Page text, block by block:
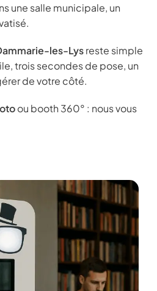
une salle municipale, un
les-Lysreste simple
trois secondes de pose, un
de votre côté.
ou booth 360° : nous vous